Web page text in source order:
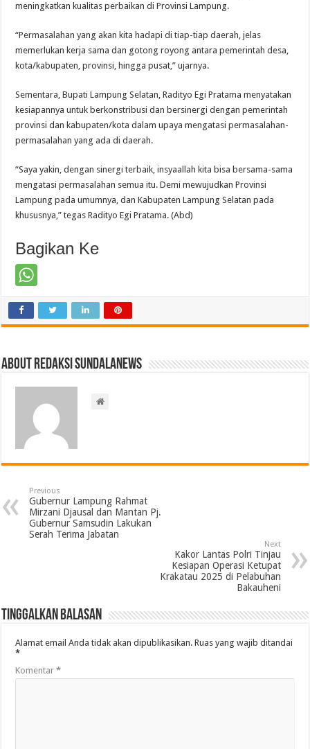
meningkatkan kualitas perbaikan di Provinsi Lampung.
“Permasalahan yang akan kita hadapi di tiap-tiap daerah, jelas
memerlukan kerja sama dan gotong royong antara pemerintah desa,
kota/kabupaten, provinsi, hingga pusat,” ujarnya.
Sementara, Bupati Lampung Selatan, Radityo Egi Pratama menyatakan
kesiapannya untuk berkonstribusi dan bersinergi dengan pemerintah
provinsi dan kabupaten/kota dalam upaya mengatasi permasalahan-
permasalahan yang ada di daerah.
“Saya yakin, dengan sinergi terbaik, insyaallah kita bisa bersama-sama
mengatasi permasalahan semua itu. Demi mewujudkan Provinsi
Lampung pada umumnya, dan Kabupaten Lampung Selatan pada
khususnya,” tegas Radityo Egi Pratama. (Abd)
Bagikan Ke
About Redaksi Sundalanews
Previous
Gubernur Lampung Rahmat
Mirzani Djausal dan Mantan Pj.
Gubernur Samsudin Lakukan
Serah Terima Jabatan
Next
Kakor Lantas Polri Tinjau
Kesiapan Operasi Ketupat
Krakatau 2025 di Pelabuhan
Bakauheni
Tinggalkan Balasan
Alamat email Anda tidak akan dipublikasikan. Ruas yang wajib ditandai
*
Komentar*